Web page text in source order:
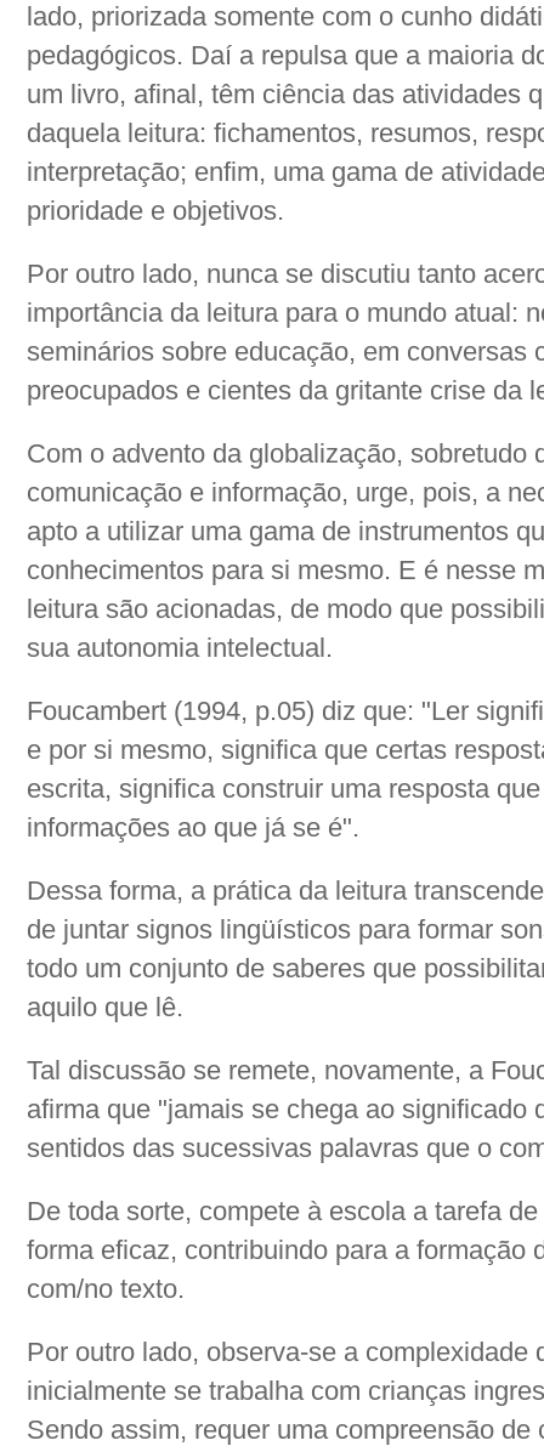
lado, priorizada somente com o cunho
pedagógicos. Daí a repulsa que a maioria
um livro, afinal, têm ciência das atividades
daquela leitura: fichamentos, resumos,
interpretação; enfim, uma gama de
prioridade e objetivos.
Por outro lado, nunca se discutiu tanto
importância da leitura para o mundo atual:
seminários sobre educação, em conversas
preocupados e cientes da gritante crise da
Com o advento da globalização, sobretudo
comunicação e informação, urge, pois, a
apto a utilizar uma gama de instrumentos
conhecimentos para si mesmo. E é nesse
leitura são acionadas, de modo que
sua autonomia intelectual.
Foucambert (1994, p.05) diz que: "Ler
e por si mesmo, significa que certas
escrita, significa construir uma resposta
informações ao que já se é".
Dessa forma, a prática da leitura
de juntar signos lingüísticos para formar
todo um conjunto de saberes que
aquilo que lê.
Tal discussão se remete, novamente, a
afirma que "jamais se chega ao significado
sentidos das sucessivas palavras que o
De toda sorte, compete à escola a tarefa
forma eficaz, contribuindo para a formação
com/no texto.
Por outro lado, observa-se a complexidade
inicialmente se trabalha com crianças
Sendo assim, requer uma compreensão